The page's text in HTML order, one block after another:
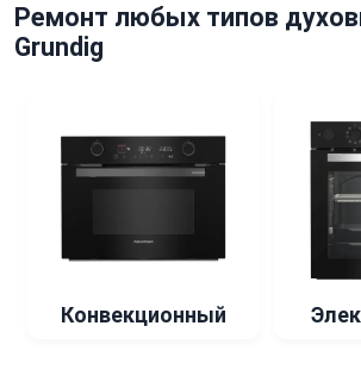
Ремонт любых типов
Grundig
Конвекционный